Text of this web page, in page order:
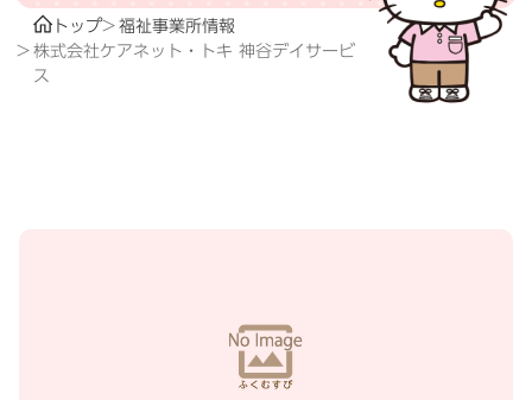
トップ
福祉事業所情報
株式会社ケアネット・トキ 神谷デイサービ
ス